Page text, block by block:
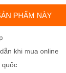
PHẨM NÀY
khi mua online
quốc